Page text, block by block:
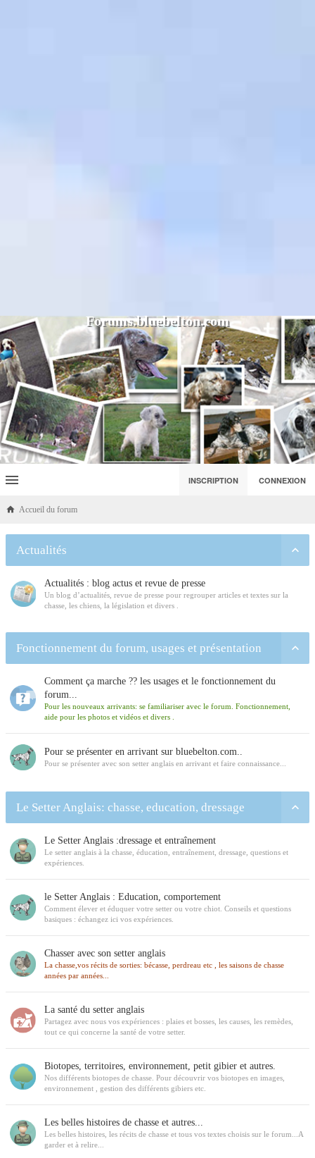
Forums.bluebelton.com
INSCRIPTION CONNEXION
Accueil du forum
Actualités
Actualités : blog actus et revue de presse
Un blog d’actualités, revue de presse pour regrouper articles et textes sur la
chasse, les chiens, la législation et divers .
Fonctionnement du forum, usages et présentation
Comment ça marche ?? les usages et le fonctionnement du
forum...
Pour les nouveaux arrivants: se familiariser avec le forum. Fonctionnement,
aide pour les photos et vidéos et divers .
Pour se présenter en arrivant sur bluebelton.com..
Pour se présenter avec son setter anglais en arrivant et faire connaissance...
Le Setter Anglais: chasse, education, dressage
Le Setter Anglais :dressage et entraînement
Le setter anglais à la chasse, éducation, entraînement, dressage, questions et
expériences.
le Setter Anglais : Education, comportement
Comment élever et éduquer votre setter ou votre chiot. Conseils et questions
basiques : échangez ici vos expériences.
Chasser avec son setter anglais
La chasse,vos récits de sorties: bécasse, perdreau etc , les saisons de chasse
années par années...
La santé du setter anglais
Partagez avec nous vos expériences : plaies et bosses, les causes, les remèdes,
tout ce qui concerne la santé de votre setter.
Biotopes, territoires, environnement, petit gibier et autres.
Nos différents biotopes de chasse. Pour découvrir vos biotopes en images,
environnement , gestion des différents gibiers etc.
Les belles histoires de chasse et autres...
Les belles histoires, les récits de chasse et tous vos textes choisis sur le forum...A
garder et à relire...